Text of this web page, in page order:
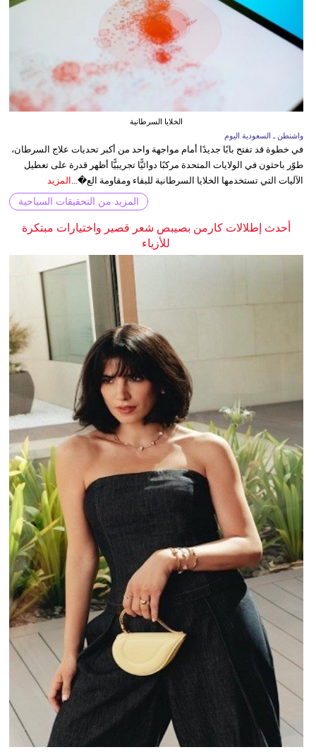
الخلايا السرطانية
واشنطن ـ السعودية اليوم
في خطوة قد تفتح بابًا جديدًا أمام مواجهة واحد من أكبر تحديات علاج السرطان،
طوّر باحثون في الولايات المتحدة مركبًا دوائيًّا تجريبيًّا أظهر قدرة على تعطيل
الآليات التي تستخدمها الخلايا السرطانية للبقاء ومقاومة الع�... المزيد
المزيد من التحقيقات السياحية
أحدث إطلالات كارمن بصيبص شعر قصير واختيارات مبتكرة
للأزياء